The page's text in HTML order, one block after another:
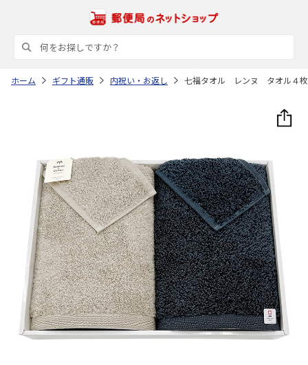
ホーム ギフト通販 内祝い・お返し 七福タオル レンヌ タオル４枚